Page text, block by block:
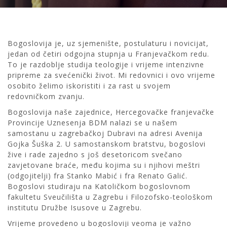
Bogoslovija je, uz sjemenište, postulaturu i novicijat,
jedan od četiri odgojna stupnja u Franjevačkom redu.
To je razdoblje studija teologije i vrijeme intenzivne
pripreme za svećenički život. Mi redovnici i ovo vrijeme
osobito želimo iskoristiti i za rast u svojem
redovničkom zvanju.
Bogoslovija naše zajednice, Hercegovačke franjevačke
Provincije Uznesenja BDM nalazi se u našem
samostanu u zagrebačkoj Dubravi na adresi Avenija
Gojka Šuška 2. U samostanskom bratstvu, bogoslovi
žive i rade zajedno s još desetoricom svečano
zavjetovane braće, među kojima su i njihovi meštri
(odgojitelji) fra Stanko Mabić i fra Renato Galić.
Bogoslovi studiraju na Katoličkom bogoslovnom
fakultetu Sveučilišta u Zagrebu i Filozofsko-teološkom
institutu Družbe Isusove u Zagrebu.
Vrijeme provedeno u bogosloviji veoma je važno